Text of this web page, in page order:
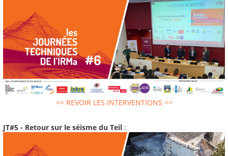
>> REVOIR LES INTERVENTIONS <<
JT#5 - Retour sur le séisme du Teil :